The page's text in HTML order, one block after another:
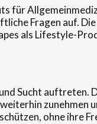
für
Fragen auf. Die
als Lifestyle-
Sucht auftreten.
zunehmen
ohne ihre